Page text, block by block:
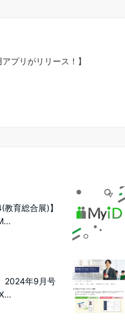
プリがリリース！】
教育総合展)】
2024年9月号